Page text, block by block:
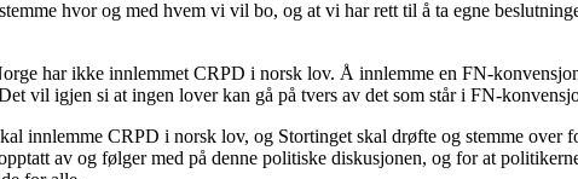
hvor og med hvem vi vil bo, og at vi har rett til å ta egne
har ikke innlemmet CRPD i norsk lov. Å innlemme en FN-
vil igjen si at ingen lover kan gå på tvers av det som står i FN-
innlemme CRPD i norsk lov, og Stortinget skal drøfte og stemme over
av og følger med på denne politiske diskusjonen, og for at